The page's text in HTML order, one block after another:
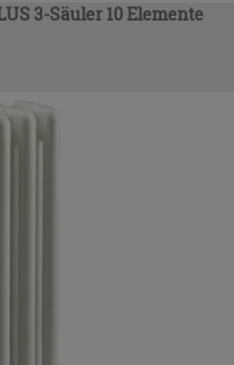
3-Säuler 10 Elemente